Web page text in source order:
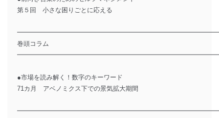
第５回 小さな困りごとに応える
巻頭コラム
●市場を読み解く！数字のキーワード
71カ月 アベノミクス下での景気拡大期間